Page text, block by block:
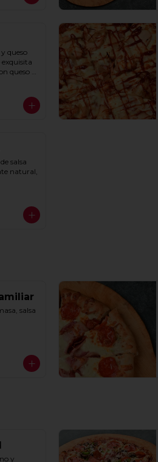
queso
queso
salsa
natural,
salsa
y